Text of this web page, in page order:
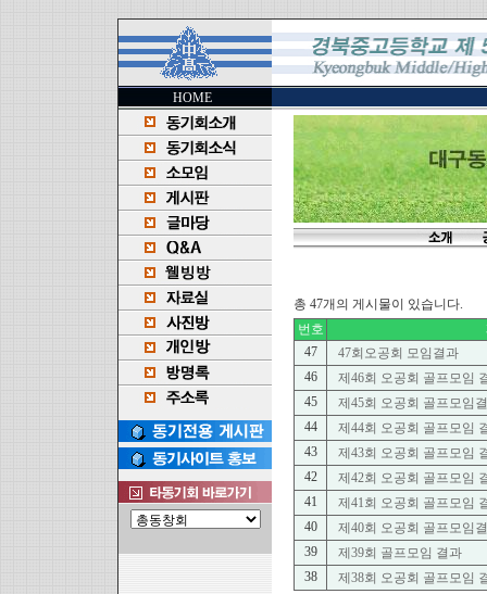
HOME
총 47개의 게시물이 있습니다.
번호
47
47회오공회 모임결과
46
제46회 오공회 골프모임
45
제45회 오공회 골프모임
44
제44회 오공회 골프모임
43
제43회 오공회 골프모임
42
제42회 오공회 골프모임
41
제41회 오공회 골프모임
40
제40회 오공회 골프모임
39
제39회 골프모임 결과
38
제38회 오공회 골프모임